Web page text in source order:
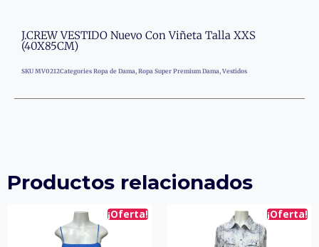
J.CREW VESTIDO Nuevo Con Viñeta Talla XXS
(40X85CM)
SKU MV0212Categories Ropa de Dama, Ropa Super Premium Dama, Vestidos
Productos relacionados
¡Oferta! ¡Oferta!